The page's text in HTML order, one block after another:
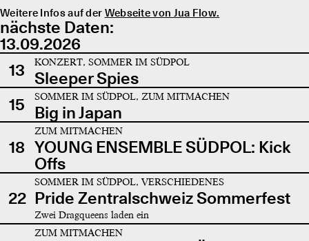
Weitere Infos auf der Webseite von Jua Flow.
nächste Daten:
13.09.2026
13
KONZERT, SOMMER IM SÜDPOL
Sleeper Spies
15
SOMMER IM SÜDPOL, ZUM MITMACHEN
Big in Japan
18
ZUM MITMACHEN
YOUNG ENSEMBLE SÜDPOL: Kick
Offs
22
SOMMER IM SÜDPOL, VERSCHIEDENES
Pride Zentralschweiz Sommerfest
Zwei Dragqueens laden ein
ZUM MITMACHEN